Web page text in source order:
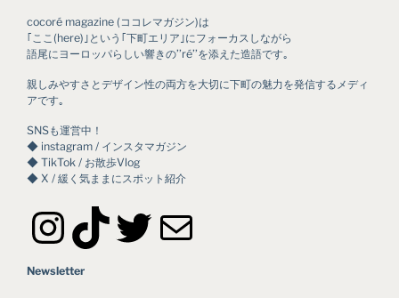
cocoré magazine (ココレマガジン)は
｢ここ(here)｣という｢下町エリア｣にフォーカスしながら
語尾にヨーロッパらしい響きの’’ré’’を添えた造語です｡
親しみやすさとデザイン性の両方を大切に下町の魅力を発信するメディ
アです｡
SNSも運営中！
◆ instagram / インスタマガジン
◆ TikTok / お散歩Vlog
◆ X / 緩く気ままにスポット紹介
InstagramTikTok Twitter メール
Newsletter